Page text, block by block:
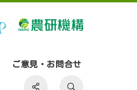
ご意見・お問合せ